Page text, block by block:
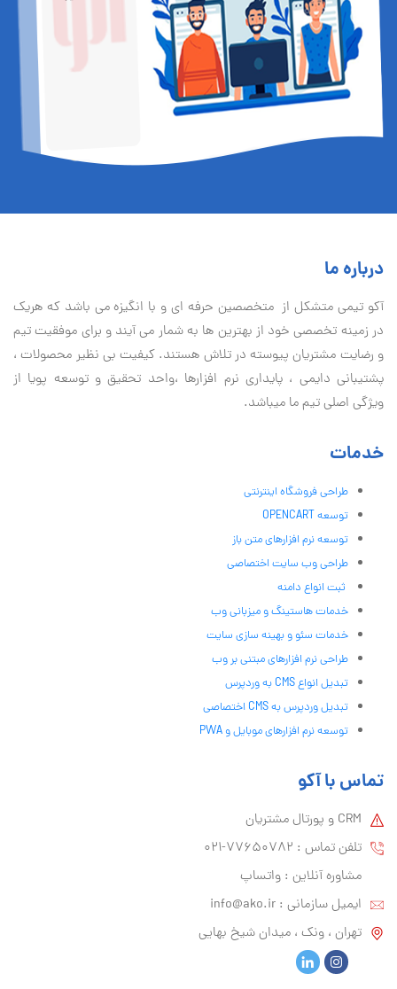
درباره ما
آكو تيمی متشکل از متخصصین حرفه ای و با انگیزه می باشد که هریک
در زمینه تخصصی خود از بهترین ها به شمار می آیند و برای موفقیت تيم
و رضایت مشتریان پیوسته در تلاش هستند. کیفیت بی نظير محصولات ،
پشتیبانی دايمی ، پایداری نرم افزارها ،واحد تحقیق و توسعه پویا از
ویژگی اصلی تیم ما میباشد.
خدمات
طراحی فروشگاه اینترنتی
توسعه OPENCART
توسعه نرم افزارهای متن باز
طراحی وب سایت اختصاصی
ثبت انواع دامنه
خدمات هاستینگ و میزبانی وب
خدمات سئو و بهینه سازی سایت
طراحی نرم افزارهای مبتنی بر وب
تبدیل انواع CMS به وردپرس
تبدیل وردپرس به CMS اختصاصی
توسعه نرم افزارهای موبایل و PWA
تماس با آکو
CRM و پورتال مشتریان
تلفن تماس :‌ 77650782-021
مشاوره آنلاین : واتساپ
ایمیل سازمانی :‌ info@ako.ir
تهران ، ونک ، میدان شیخ بهایی